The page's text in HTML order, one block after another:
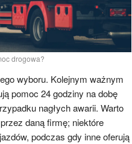
drogowa?
wyboru. Kolejnym ważnym
pomoc 24 godziny na dobę
nagłych awarii. Warto
daną firmę; niektóre
podczas gdy inne oferują